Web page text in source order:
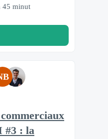
45 minut
#3 : la